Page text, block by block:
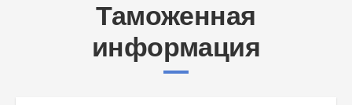
Таможенная
информация